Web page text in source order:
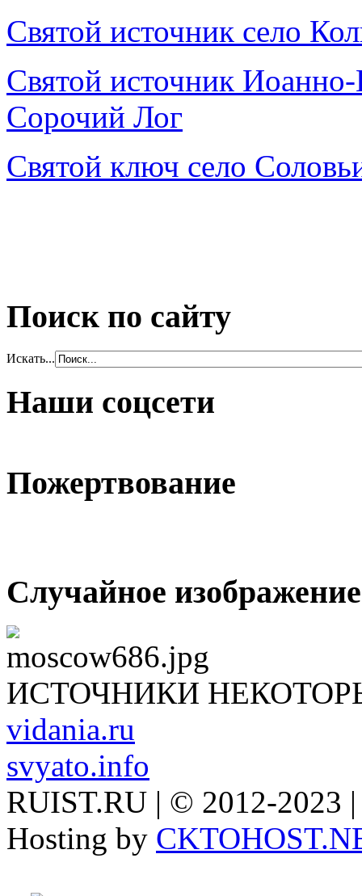
Святой источник село
Святой источник Иоанно-
Сорочий Лог
Святой ключ село
Поиск по сайту
Искать...
Наши соцсети
Пожертвование
Случайное изображение
ИСТОЧНИКИ
vidania.ru
svyato.info
RUIST.RU | © 2012-2023
Hosting by